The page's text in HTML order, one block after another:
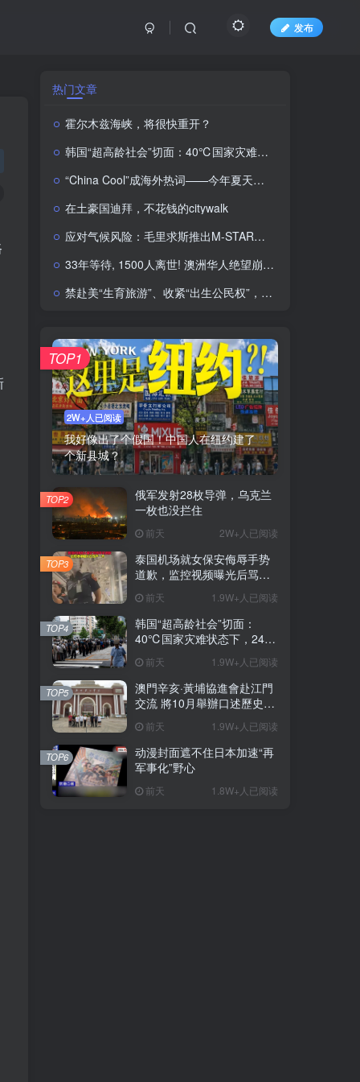
发布
热门文章
霍尔木兹海峡，将很快重开？
韩国“超高龄社会”切面：40℃国家灾难状态下，2400名首尔老人还在巷子里收废纸
“China Cool”成海外热词——今年夏天，去中国纳个凉
在土豪国迪拜，不花钱的citywalk
应对气候风险：毛里求斯推出M-STAR地理空间平台
33年等待, 1500人离世! 澳洲华人绝望崩溃! 工党内部矛盾, 新移民政策引发大问题
禁赴美“生育旅游”、收紧“出生公民权”，特朗普再签行政令
2W+人已阅读
我好像出了个假国！中国人在纽约建了
个新县城？
TOP1
俄军发射28枚导弹，乌克兰
一枚也没拦住
前天 2W+人已阅读
TOP2
泰国机场就女保安侮辱手势
道歉，监控视频曝光后骂声
前天 1.9W+人已阅读
TOP3
韩国“超高龄社会”切面：
40℃国家灾难状态下，2400
纸前天 1.9W+人已阅读
TOP4
澳門辛亥·黃埔協進會赴江門
交流 將10月舉辦口述歷史座
前天 1.9W+人已阅读
TOP5
动漫封面遮不住日本加速“再
军事化”野心
前天 1.8W+人已阅读
TOP6